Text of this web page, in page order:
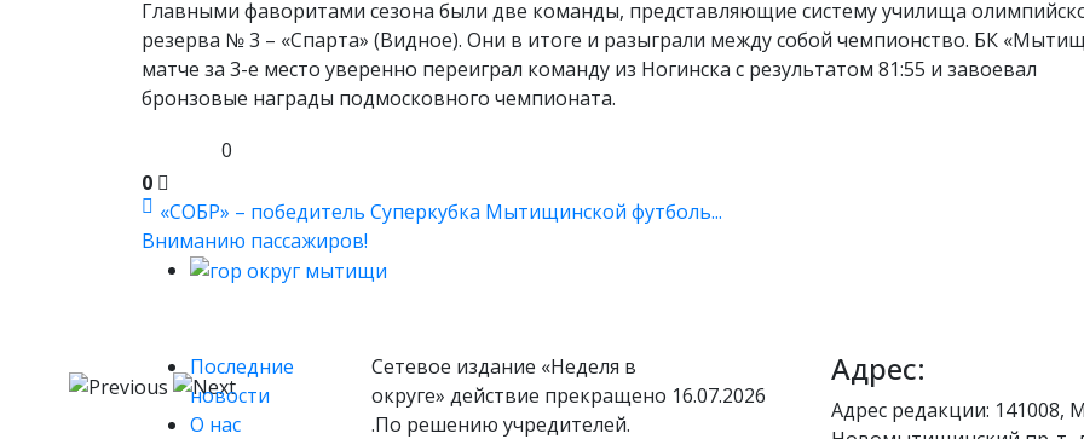
Главными фаворитами сезона были две команды, представляющие систему училища
резерва № 3 – «Спарта» (Видное). Они в итоге и разыграли между собой чемпионство. БК
матче за 3-е место уверенно переиграл команду из Ногинска с результатом 81:55 и завоевал
бронзовые награды подмосковного чемпионата.
0
0
«СОБР» – победитель Суперкубка Мытищинской футболь...
Вниманию пассажиров!
Последние
новости
О нас
Сетевое издание «Неделя в
округе» действие прекращено 16.07.2026
.По решению учредителей.
Адрес:
Адрес редакции: 141008,